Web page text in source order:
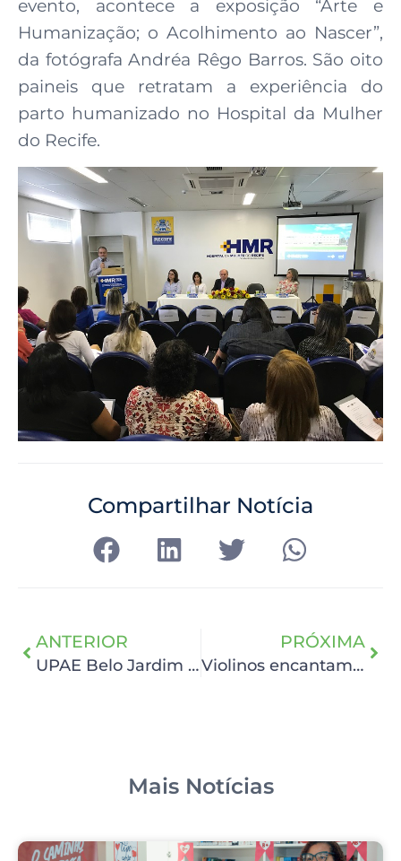
evento, acontece a exposição “Arte e
Humanização; o Acolhimento ao Nascer”,
da fotógrafa Andréa Rêgo Barros. São oito
paineis que retratam a experiência do
parto humanizado no Hospital da Mulher
do Recife.
Compartilhar Notícia
ANTERIOR
UPAE Belo Jardim realiza 3ª Semana de Enfermagem
PRÓXIMA
Violinos encantam pacientes do HCP
Mais Notícias